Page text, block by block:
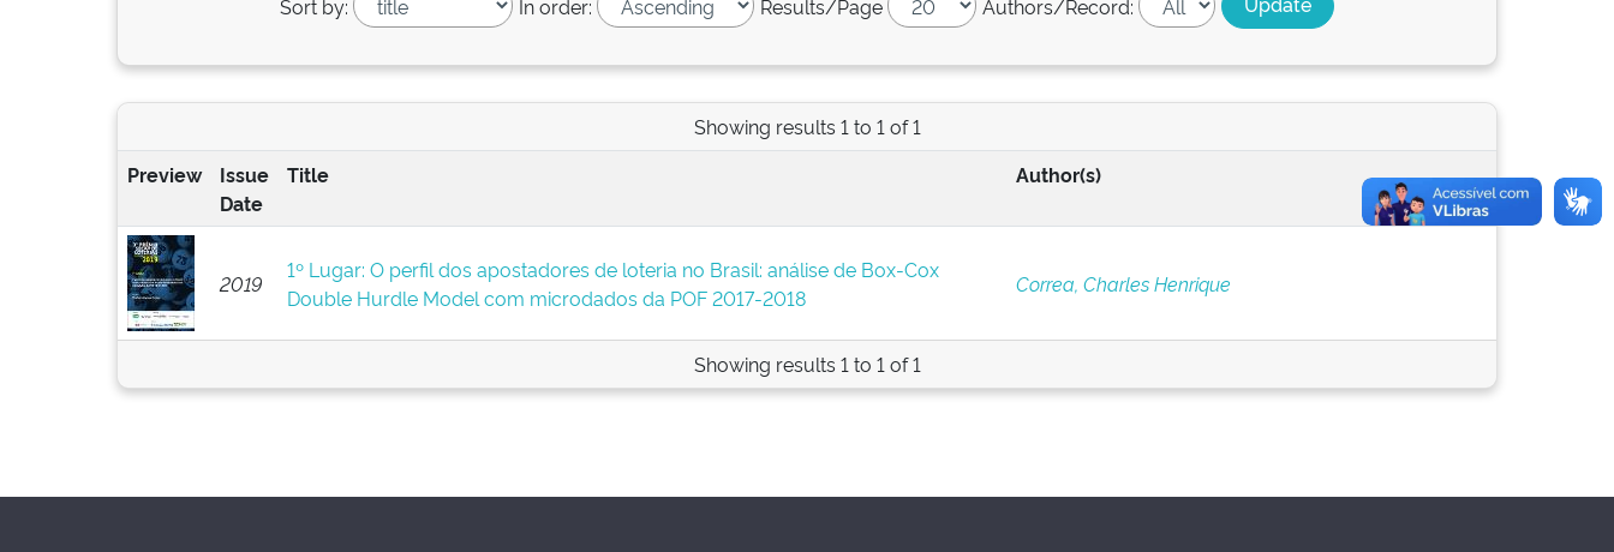
Sort by: In order: Results/Page Authors/Record:
Showing results 1 to 1 of 1
Preview
Issue
Date
Title Author(s)
2019
1º Lugar: O perfil dos apostadores de loteria no Brasil: análise de Box-Cox
Double Hurdle Model com microdados da POF 2017-2018
Correa, Charles Henrique
Showing results 1 to 1 of 1